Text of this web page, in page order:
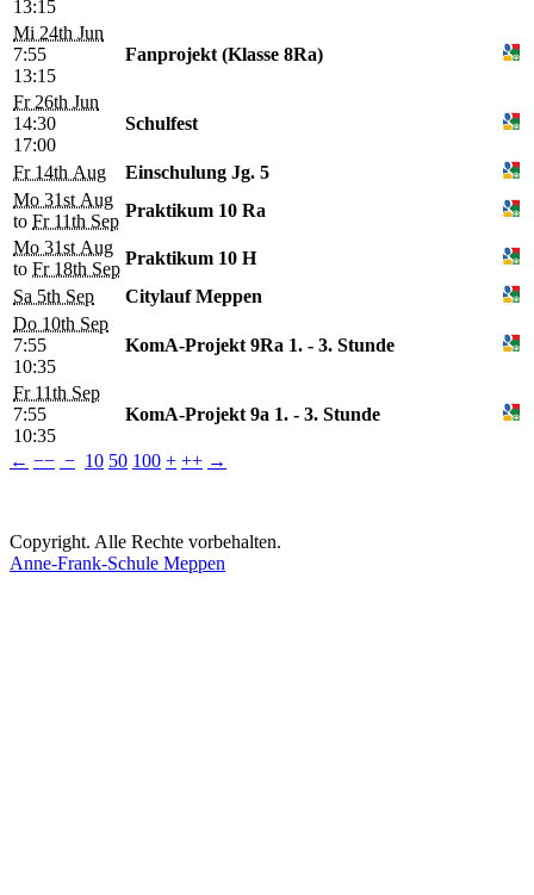
13:15
Mi 24th Jun
7:55
13:15
Fanprojekt (Klasse 8Ra)
Fr 26th Jun
14:30
17:00
Schulfest
Fr 14th Aug
Einschulung Jg. 5
Mo 31st Aug
to Fr 11th Sep
Praktikum 10 Ra
Mo 31st Aug
to Fr 18th Sep
Praktikum 10 H
Sa 5th Sep
Citylauf Meppen
Do 10th Sep
7:55
10:35
KomA-Projekt 9Ra 1. - 3. Stunde
Fr 11th Sep
7:55
10:35
KomA-Projekt 9a 1. - 3. Stunde
← −− − 10 50 100 + ++ →
Copyright. Alle Rechte vorbehalten.
Anne-Frank-Schule Meppen